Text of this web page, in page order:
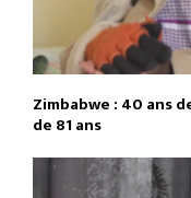
Zimbabwe : 40 ans
de 81 ans